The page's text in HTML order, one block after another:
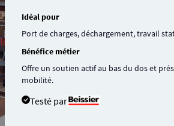
Idéal pour
Port de charges, déchargement, travail
Bénéfice métier
Offre un soutien actif au bas du dos et
mobilité.
Testé par